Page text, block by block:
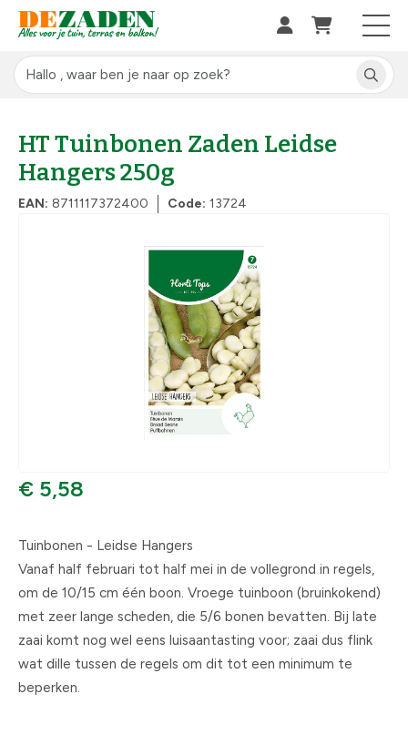
HT Tuinbonen Zaden Leidse
Hangers 250g
EAN: 8711117372400 Code: 13724
€ 5,58
Tuinbonen - Leidse Hangers
Vanaf half februari tot half mei in de vollegrond in regels,
om de 10/15 cm één boon. Vroege tuinboon (bruinkokend)
met zeer lange scheden, die 5/6 bonen bevatten. Bij late
zaai komt nog wel eens luisaantasting voor; zaai dus flink
wat dille tussen de regels om dit tot een minimum te
beperken.